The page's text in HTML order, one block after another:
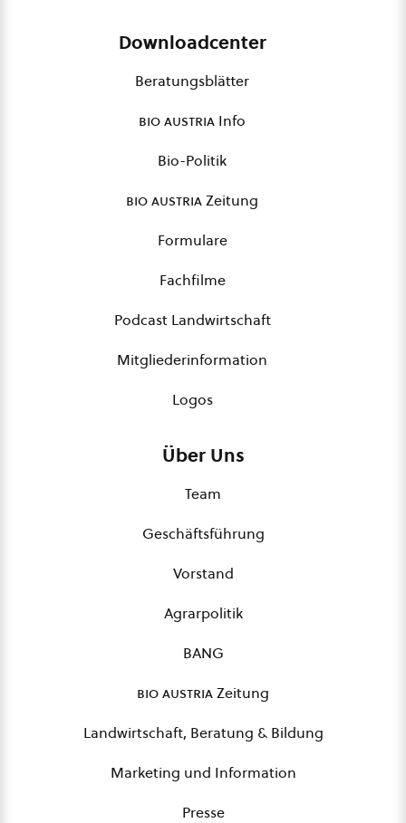
Downloadcenter
Beratungsblätter
bio austria Info
Bio-Politik
bio austriaZeitung
Formulare
Fachfilme
Podcast Landwirtschaft
Mitgliederinformation
Logos
Über Uns
Team
Geschäftsführung
Vorstand
Agrarpolitik
BANG
bio austriaZeitung
Landwirtschaft, Beratung & Bildung
Marketing und Information
Presse